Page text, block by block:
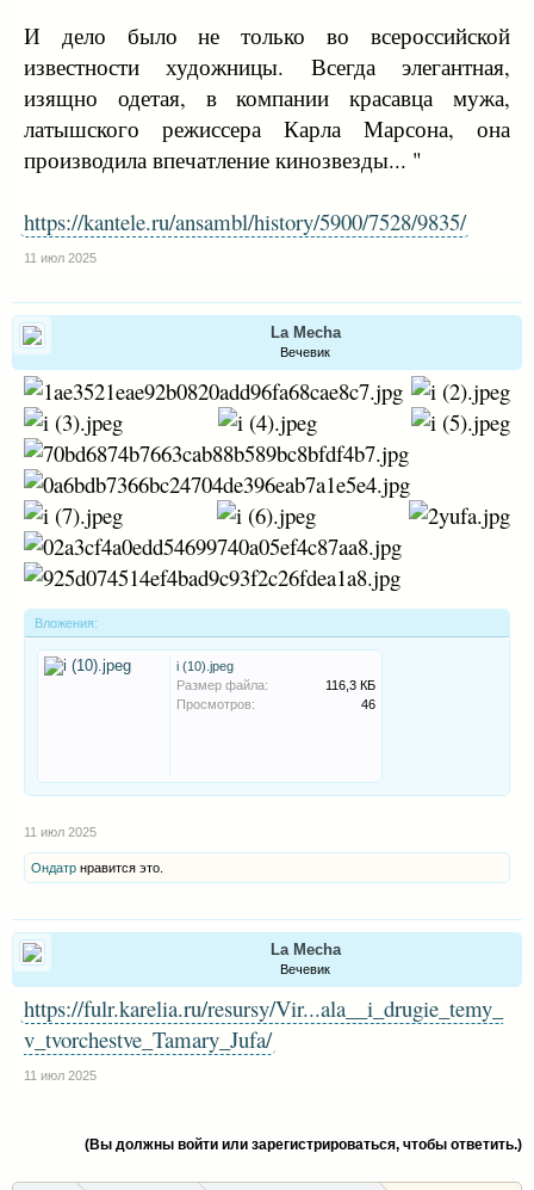
И дело было не только во всероссийской
известности художницы. Всегда элегантная,
изящно одетая, в компании красавца мужа,
латышского режиссера Карла Марсона, она
производила впечатление кинозвезды... "
https://kantele.ru/ansambl/history/5900/7528/9835/
11 июл 2025
La Mecha
Вечевик
Вложения:
i (10).jpeg
Размер файла:
116,3 КБ
Просмотров:
46
11 июл 2025
Ондатр нравится это.
La Mecha
Вечевик
https://fulr.karelia.ru/resursy/Vir...ala__i_drugie_temy_
v_tvorchestve_Tamary_Jufa/
11 июл 2025
(Вы должны войти или зарегистрироваться, чтобы ответить.)